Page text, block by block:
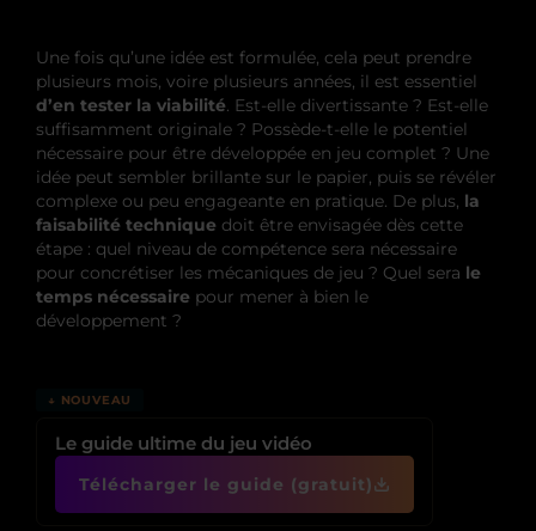
Une fois qu’une idée est formulée, cela peut prendre
plusieurs mois, voire plusieurs années, il est essentiel
d’en tester la viabilité. Est-elle divertissante ? Est-elle
suffisamment originale ? Possède-t-elle le potentiel
nécessaire pour être développée en jeu complet ? Une
idée peut sembler brillante sur le papier, puis se révéler
complexe ou peu engageante en pratique. De plus, la
faisabilité technique doit être envisagée dès cette
étape : quel niveau de compétence sera nécessaire
pour concrétiser les mécaniques de jeu ? Quel sera le
temps nécessaire pour mener à bien le
développement ?
↓ NOUVEAU
Le guide ultime du jeu vidéo
Télécharger le guide (gratuit)